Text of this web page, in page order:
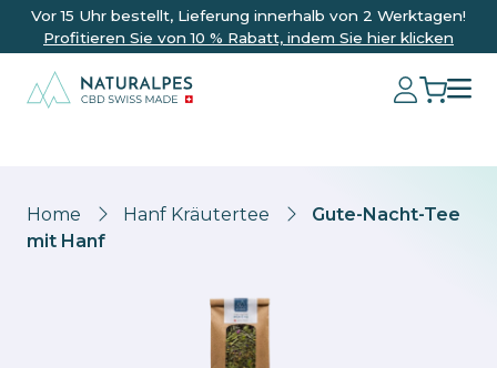
Vor 15 Uhr bestellt, Lieferung innerhalb von 2 Werktagen!
Profitieren Sie von 10 % Rabatt, indem Sie hier klicken
Home Hanf Kräutertee
Gute-Nacht-Tee
mit Hanf